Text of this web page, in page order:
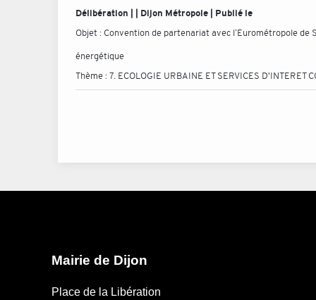
Délibération | | Dijon Métropole | Publié le
Objet : Convention de partenariat avec l’Eurométropole
énergétique
Thème :7. ECOLOGIE URBAINE ET SERVICES D'INTERET
Mairie de Dijon
Place de la Libération